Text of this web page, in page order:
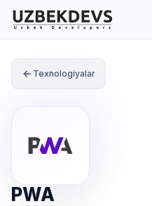
Texnologiyalar
PWA